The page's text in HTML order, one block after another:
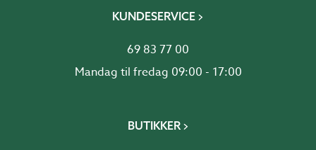
KUNDESERVICE
69 83 77 00
Mandag til fredag 09:00 - 17:00
BUTIKKER